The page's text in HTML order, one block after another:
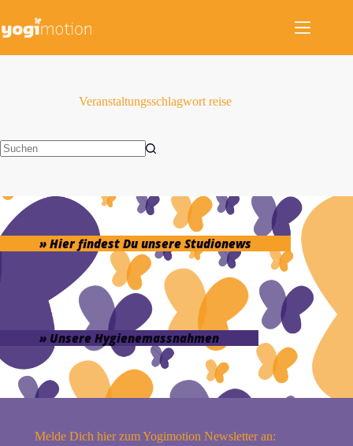
springen
Veranstaltungsschlagwort reise
» Hier findest Du unsere Studionews
» Unsere Hygienemassnahmen
Melde Dich hier zum Yogimotion Newsletter an: